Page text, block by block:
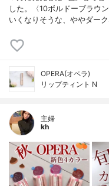
した。〈10ボルドーブラウ
いくなりそうな、ややダー
OPERA(オペラ)
リップティント N
主婦
kh